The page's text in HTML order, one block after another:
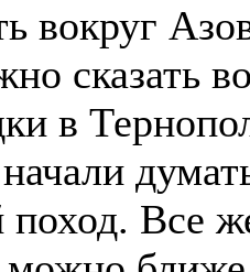
вокруг
сказать
в
начали
Все